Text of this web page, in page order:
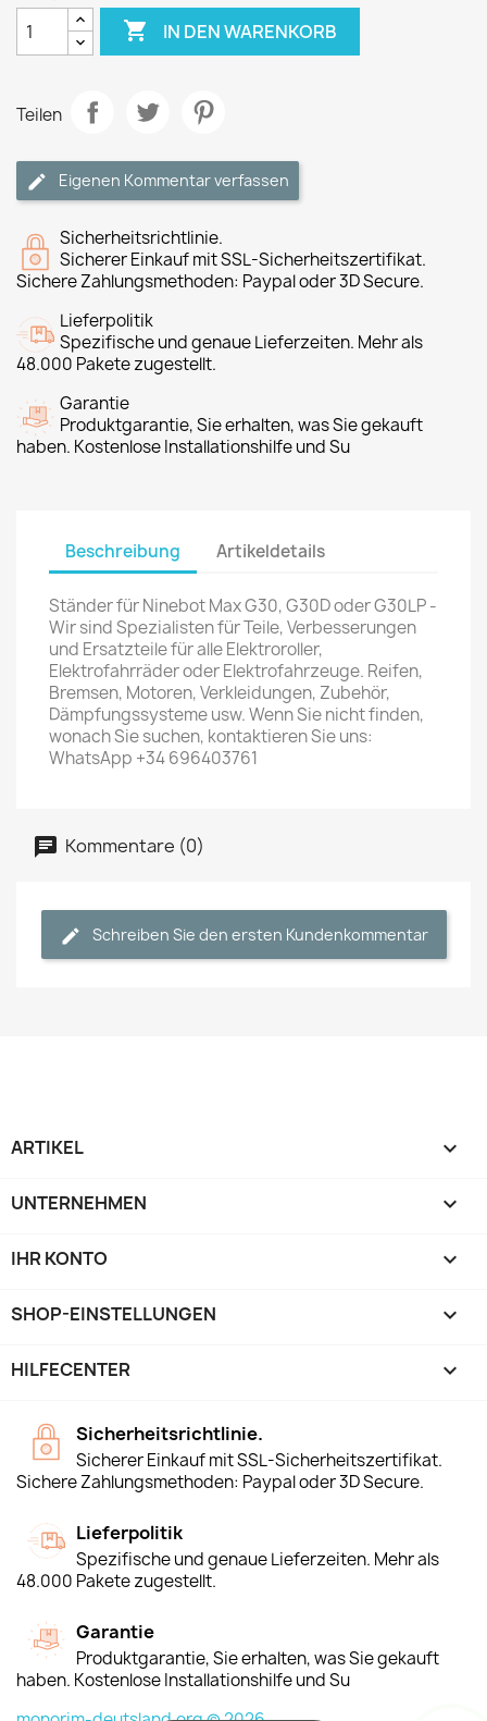
 IN DEN WARENKORB
Teilen
Eigenen Kommentar verfassen
Sicherheitsrichtlinie.
Sicherer Einkauf mit SSL-Sicherheitszertifikat.
Sichere Zahlungsmethoden: Paypal oder 3D Secure.
Lieferpolitik
Spezifische und genaue Lieferzeiten. Mehr als
48.000 Pakete zugestellt.
Garantie
Produktgarantie, Sie erhalten, was Sie gekauft
haben. Kostenlose Installationshilfe und Su
Beschreibung Artikeldetails
Ständer für Ninebot Max G30, G30D oder G30LP -
Wir sind Spezialisten für Teile, Verbesserungen
und Ersatzteile für alle Elektroroller,
Elektrofahrräder oder Elektrofahrzeuge. Reifen,
Bremsen, Motoren, Verkleidungen, Zubehör,
Dämpfungssysteme usw. Wenn Sie nicht finden,
wonach Sie suchen, kontaktieren Sie uns:
WhatsApp +34 696403761
Kommentare (0)
Schreiben Sie den ersten Kundenkommentar
ARTIKEL 
UNTERNEHMEN 
IHR KONTO 
SHOP-EINSTELLUNGEN keyboard_arrow_down
HILFECENTER 
Sicherheitsrichtlinie.
Sicherer Einkauf mit SSL-Sicherheitszertifikat.
Sichere Zahlungsmethoden: Paypal oder 3D Secure.
Lieferpolitik
Spezifische und genaue Lieferzeiten. Mehr als
48.000 Pakete zugestellt.
Garantie
Produktgarantie, Sie erhalten, was Sie gekauft
haben. Kostenlose Installationshilfe und Su